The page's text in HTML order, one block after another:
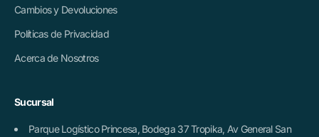
Cambios y Devoluciones
Políticas de Privacidad
Acerca de Nosotros
Sucursal
Parque Logístico Princesa, Bodega 37 Tropika, Av General San